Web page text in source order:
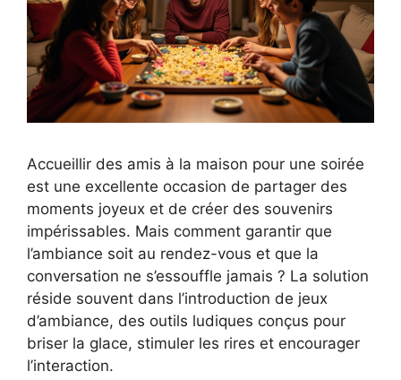
Accueillir des amis à la maison pour une soirée
est une excellente occasion de partager des
moments joyeux et de créer des souvenirs
impérissables. Mais comment garantir que
l’ambiance soit au rendez-vous et que la
conversation ne s’essouffle jamais ? La solution
réside souvent dans l’introduction de jeux
d’ambiance, des outils ludiques conçus pour
briser la glace, stimuler les rires et encourager
l’interaction.